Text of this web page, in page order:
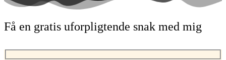
Få en gratis uforpligtende snak med mig